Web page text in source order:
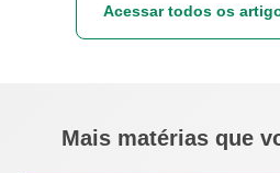
Acessar todos os
Mais matérias que